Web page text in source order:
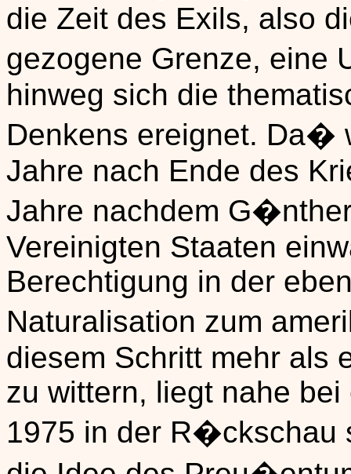
die Zeit des Exils, also
gezogene Grenze, eine
hinweg sich die
Denkens ereignet. Da�
Jahre nach Ende des
Jahre nachdem
Vereinigten Staaten
Berechtigung in der
Naturalisation zum
diesem Schritt mehr als
zu wittern, liegt nahe
1975 in der R�ckschau